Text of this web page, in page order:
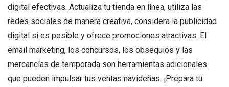
digital efectivas. Actualiza tu tienda en línea, utiliza las
redes sociales de manera creativa, considera la publicidad
digital si es posible y ofrece promociones atractivas. El
email marketing, los concursos, los obsequios y las
mercancías de temporada son herramientas adicionales
que pueden impulsar tus ventas navideñas. ¡Prepara tu